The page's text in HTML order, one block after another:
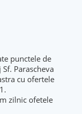
punctele de
Parascheva
cu ofertele
zilnic ofetele